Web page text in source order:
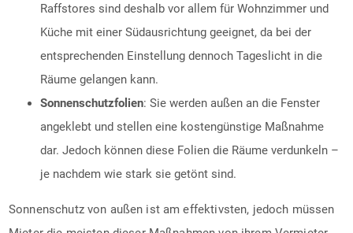
Raffstores sind deshalb vor allem für Wohnzimmer und
Küche mit einer Südausrichtung geeignet, da bei der
entsprechenden Einstellung dennoch Tageslicht in die
Räume gelangen kann.
Sonnenschutzfolien: Sie werden außen an die Fenster
angeklebt und stellen eine kostengünstige Maßnahme
dar. Jedoch können diese Folien die Räume verdunkeln –
je nachdem wie stark sie getönt sind.
Sonnenschutz von außen ist am effektivsten, jedoch müssen